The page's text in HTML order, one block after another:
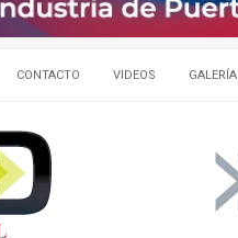
CONTACTO VIDEOS GALERÍA